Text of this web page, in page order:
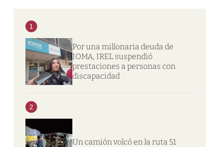
1
Por una millonaria deuda de
IOMA, IREL suspendió
prestaciones a personas con
discapacidad
2
Un camión volcó en la ruta 51